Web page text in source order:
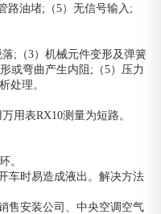
路油堵;（5）无信号输入;
;（3）机械元件变形及弹簧
或弯曲产生内阻;（5）压力
处理。
用表RX10测量为短路。
。
车时易造成液出。解决方法
售安装公司、中央空调空气